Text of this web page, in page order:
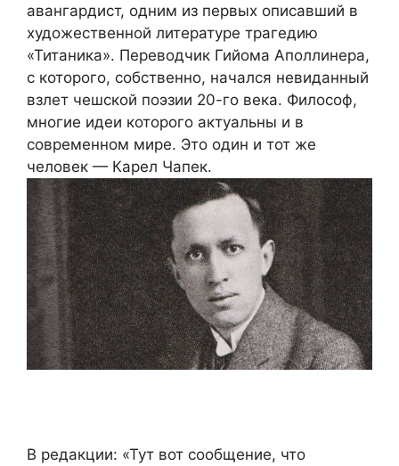
авангардист, одним из первых описавший в
художественной литературе трагедию
«Титаника». Переводчик Гийома Аполлинера,
с которого, собственно, начался невиданный
взлет чешской поэзии 20-го века. Философ,
многие идеи которого актуальны и в
современном мире. Это один и тот же
человек — Карел Чапек.
В редакции: «Тут вот сообщение, что